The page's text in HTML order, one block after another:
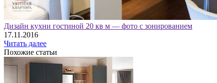
Дизайн кухни гостиной 20 кв м — фото с зонированием
17.11.2016
Читать далее
Похожие статьи